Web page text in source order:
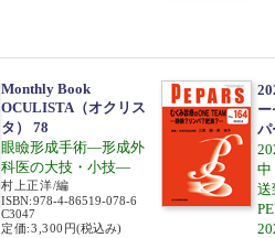
Monthly Book
OCULISTA（オクリス
タ） 78
眼瞼形成手術―形成外
科医の大技・小技―
村上正洋/編
ISBN:978-4-86519-078-6
C3047
定価:3,300円(税込み)
パ
中
送